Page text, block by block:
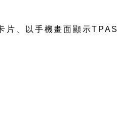
片、以手機畫面顯示TPAS